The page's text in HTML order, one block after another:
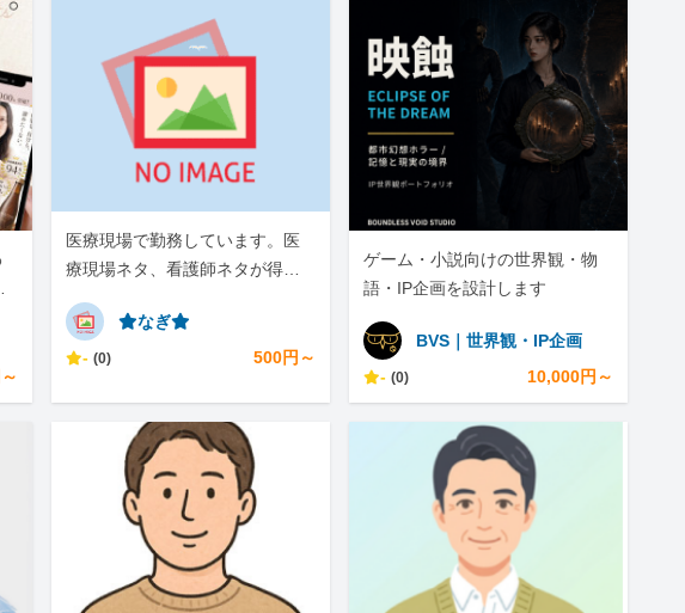
医療現場で勤務しています。医
療現場ネタ、看護師ネタが得意
⭐︎なぎ⭐︎
- (0) 500円～
ゲーム・小説向けの世界観・物
語・IP企画を設計します
BVS｜世界観・IP企画
- (0) 10,000円～